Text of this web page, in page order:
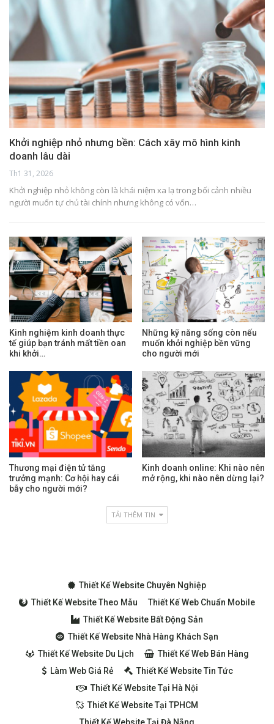
Khởi nghiệp nhỏ nhưng bền: Cách xây mô hình kinh
doanh lâu dài
Th1 31, 2026
Khởi nghiệp nhỏ không còn là khái niệm xa lạ trong bối cảnh nhiều
người muốn tự chủ tài chính nhưng không có vốn…
Kinh nghiệm kinh doanh thực
tế giúp bạn tránh mất tiền oan
khi khởi…
Những kỹ năng sống còn nếu
muốn khởi nghiệp bền vững
cho người mới
Thương mại điện tử tăng
trưởng mạnh: Cơ hội hay cái
bẫy cho người mới?
Kinh doanh online: Khi nào nên
mở rộng, khi nào nên dừng lại?
TẢI THÊM TIN
Thiết Kế Website Chuyên Nghiệp
Thiết Kế Website Theo Mẫu
Thiết Kế Web Chuẩn Mobile
Thiết Kế Website Bất Động Sản
Thiết Kế Website Nhà Hàng Khách Sạn
Thiết Kế Website Du Lịch
Thiết Kế Web Bán Hàng
Làm Web Giá Rẻ
Thiết Kế Website Tin Tức
Thiết Kế Website Tại Hà Nội
Thiết Kế Website Tại TPHCM